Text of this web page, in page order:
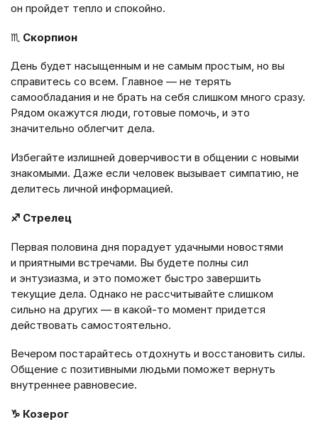
он пройдет тепло и спокойно.
♏ Скорпион
День будет насыщенным и не самым простым, но вы
справитесь со всем. Главное — не терять
самообладания и не брать на себя слишком много сразу.
Рядом окажутся люди, готовые помочь, и это
значительно облегчит дела.
Избегайте излишней доверчивости в общении с новыми
знакомыми. Даже если человек вызывает симпатию, не
делитесь личной информацией.
♐ Стрелец
Первая половина дня порадует удачными новостями
и приятными встречами. Вы будете полны сил
и энтузиазма, и это поможет быстро завершить
текущие дела. Однако не рассчитывайте слишком
сильно на других — в какой-то момент придется
действовать самостоятельно.
Вечером постарайтесь отдохнуть и восстановить силы.
Общение с позитивными людьми поможет вернуть
внутреннее равновесие.
♑ Козерог